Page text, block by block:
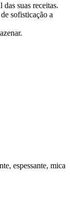
suas receitas.
sofisticação a
espessante, mica